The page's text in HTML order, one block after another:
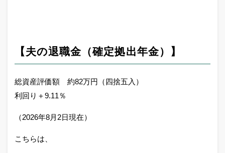
【夫の退職金（確定拠出年金） 】
総資産評価額 約82万円（四捨五入）
利回り＋9.11％
（2026年8月2日現在）
こちらは、